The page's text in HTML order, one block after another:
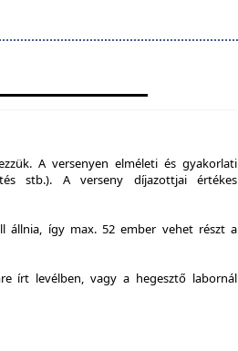
A versenyen elméleti és gyakorlati
stb.). A verseny díjazottjai értékes
állnia, így max. 52 ember vehet részt a
írt levélben, vagy a hegesztő labornál